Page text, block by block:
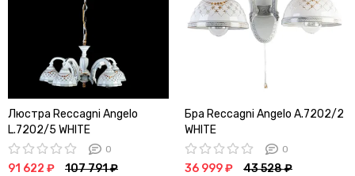
Люстра Reccagni Angelo
L.7202/5 WHITE
0
91 622 ₽ 107 791 ₽
Бра Reccagni Angelo A.7202/2
WHITE
0
36 999 ₽ 43 528 ₽